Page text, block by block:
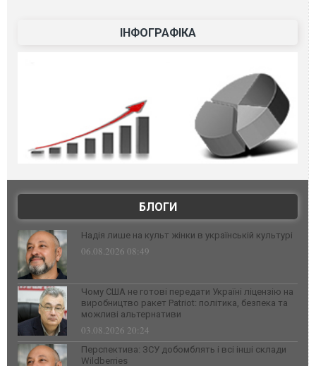
ІНФОГРАФІКА
БЛОГИ
Надія лише на культ жінки в українській культурі
06.08.2026 08:49
Чому США не готові передати Україні ліцензію на
виробництво ракет Patriot: політика, безпека та
можливі альтернативи
03.08.2026 20:24
Перспектива: ЗСУ добомблять і всі інші склади
Wildberries